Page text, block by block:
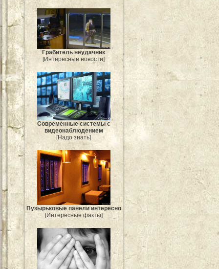
Грабитель неудачник
[Интересные новости]
Современные системы с
видеонаблюдением
[Надо знать]
Пузырьковые панели интересно
[Интересные факты]